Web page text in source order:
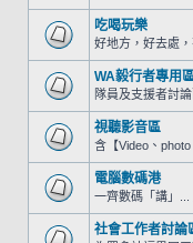
吃喝玩樂
好地方，好去處
WA毅行者專用
隊員及支援者討論
視聽影音區
含【Video、
電腦數碼港
一齊數碼「講」
社會工作者討論